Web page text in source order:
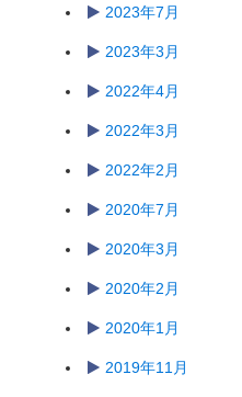
2023年7月
2023年3月
2022年4月
2022年3月
2022年2月
2020年7月
2020年3月
2020年2月
2020年1月
2019年11月